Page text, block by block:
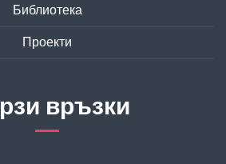
Библиотека
Проекти
връзки